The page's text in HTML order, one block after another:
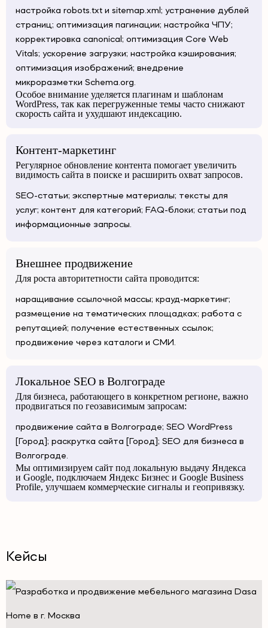
настройка robots.txt и sitemap.xml; устранение дублей
страниц; оптимизация пагинации; настройка ЧПУ;
корректировка canonical; оптимизация Core Web
Vitals; ускорение загрузки; настройка кэширования;
оптимизация изображений; внедрение
микроразметки Schema.org.
Особое внимание уделяется плагинам и шаблонам
WordPress, так как перегруженные темы часто снижают
скорость сайта и ухудшают индексацию.
Контент-маркетинг
Регулярное обновление контента помогает увеличить
видимость сайта в поиске и расширить охват запросов.
SEO-статьи; экспертные материалы; тексты для
услуг; контент для категорий; FAQ-блоки; статьи под
информационные запросы.
Внешнее продвижение
Для роста авторитетности сайта проводится:
наращивание ссылочной массы; крауд-маркетинг;
размещение на тематических площадках; работа с
репутацией; получение естественных ссылок;
продвижение через каталоги и СМИ.
Локальное SEO в Волгограде
Для бизнеса, работающего в конкретном регионе, важно
продвигаться по геозависимым запросам:
продвижение сайта в Волгограде; SEO WordPress
[Город]; раскрутка сайта [Город]; SEO для бизнеса в
Волгограде.
Мы оптимизируем сайт под локальную выдачу Яндекса
и Google, подключаем Яндекс Бизнес и Google Business
Profile, улучшаем коммерческие сигналы и геопривязку.
Кейсы